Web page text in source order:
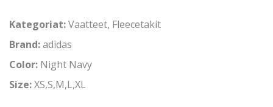
Kategoriat:Vaatteet, Fleecetakit
Brand:adidas
Color: Night Navy
Size:XS,S,M,L,XL